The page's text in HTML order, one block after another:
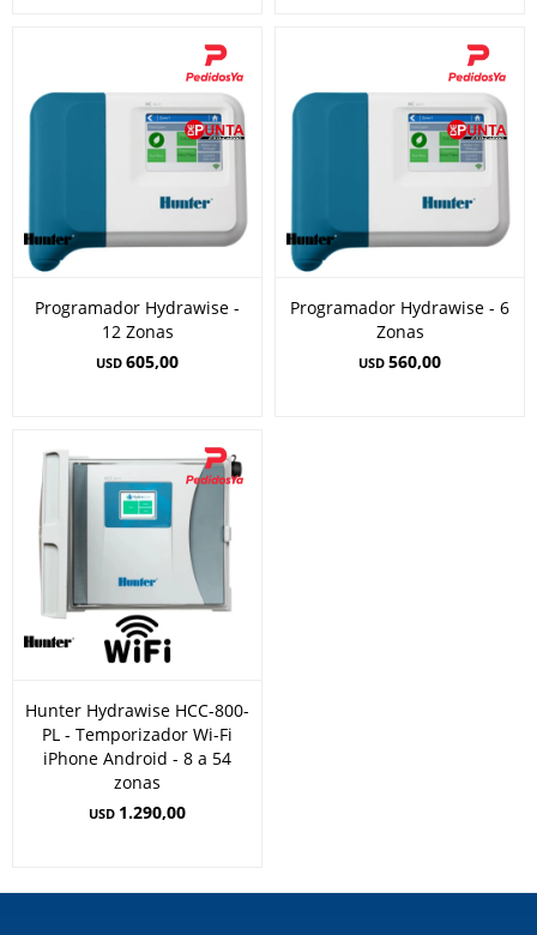
Programador Hydrawise -
12 Zonas
USD 605,00
Programador Hydrawise - 6
Zonas
USD 560,00
Hunter Hydrawise HCC-800-
PL - Temporizador Wi-Fi
iPhone Android - 8 a 54
zonas
USD 1.290,00